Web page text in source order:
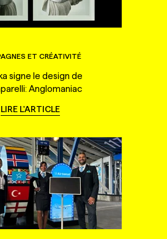
ET CRÉATIVITÉ
signe le design de
Anglomaniac
LIRE L'ARTICLE